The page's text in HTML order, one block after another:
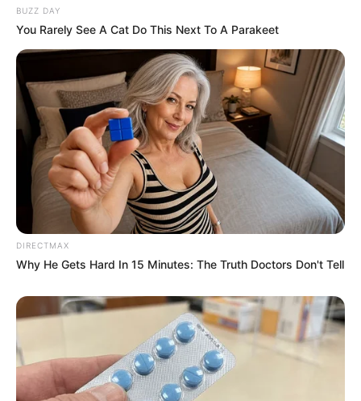
BUZZ DAY
You Rarely See A Cat Do This Next To A Parakeet
DIRECTMAX
Why He Gets Hard In 15 Minutes: The Truth Doctors Don't Tell